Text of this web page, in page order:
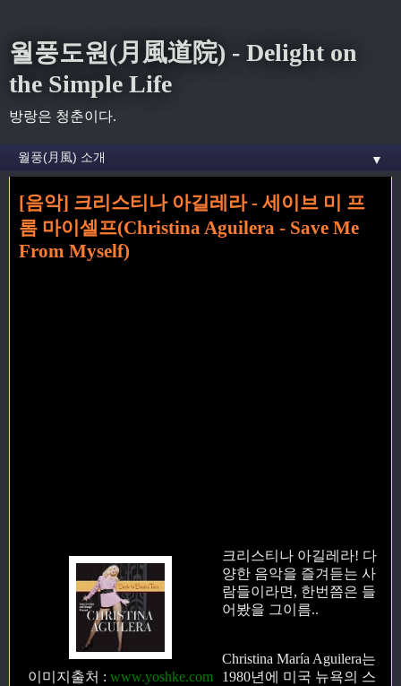
월풍도원(月風道院) - Delight on
the Simple Life
방랑은 청춘이다.
▼
» 7월 2008
[음악] 크리스티나 아길레라 - 세이브 미 프
롬 마이셀프(Christina Aguilera - Save Me
From Myself)
이미지출처 : www.yoshke.com
크리스티나 아길레라! 다
양한 음악을 즐겨듣는 사
람들이라면, 한번쯤은 들
어봤을 그이름..
Christina María Aguilera는
1980년에 미국 뉴욕의 스